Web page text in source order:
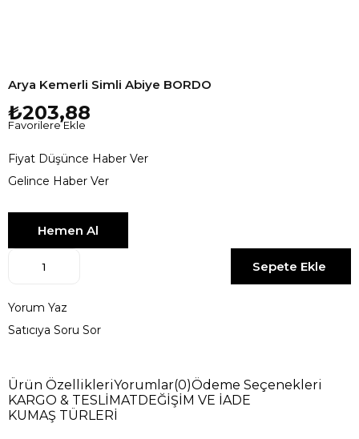
Arya Kemerli Simli Abiye BORDO
₺203,88
Favorilere Ekle
Fiyat Düşünce Haber Ver
Gelince Haber Ver
Yorum Yaz
Satıcıya Soru Sor
Ürün ÖzellikleriYorumlar(0)Ödeme Seçenekleri
KARGO & TESLİMAT DEĞİŞİM VE İADE
KUMAŞ TÜRLERİ